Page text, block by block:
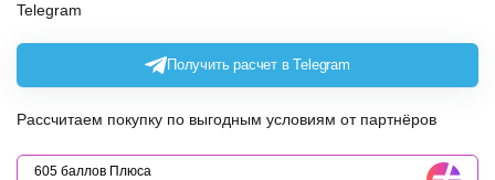
Telegram
Получить расчет в Telegram
Рассчитаем покупку по выгодным условиям от партнёров
605 баллов Плюса